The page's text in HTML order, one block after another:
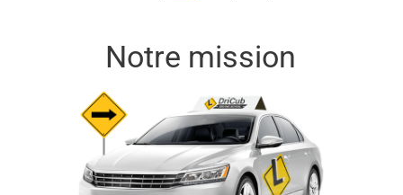
Notre mission